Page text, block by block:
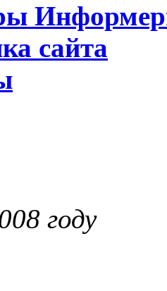
сайта
году